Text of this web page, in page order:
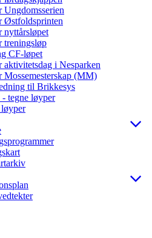
Ungdomsserien
Østfoldsprinten
nyttårsløpet
treningsløp
CF-løpet
aktivitetsdag i Nesparken
Mossemesterskap (MM)
til Brikkesys
- tegne løyper